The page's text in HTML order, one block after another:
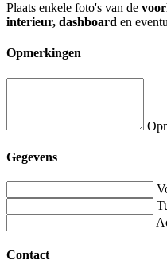
Plaats enkele foto's van de
interieur, dashboard en
Opmerkingen
Gegevens
Contact